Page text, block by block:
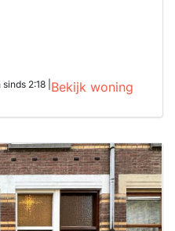
2:18 | Bekijk woning